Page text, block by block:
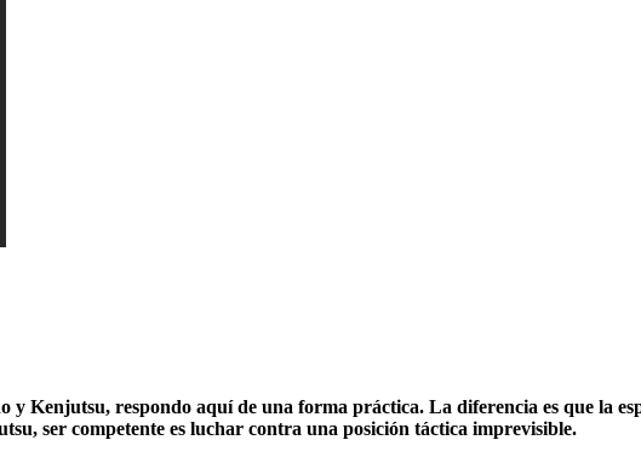
y Kenjutsu, respondo aquí de una forma práctica. La diferencia es que la
ser competente es luchar contra una posición táctica imprevisible.